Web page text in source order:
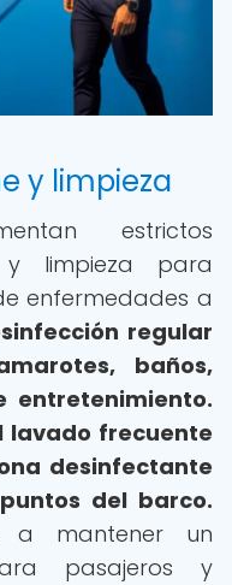
y limpieza
estrictos
limpieza para
enfermedades a
regular
baños,
entretenimiento.
lavado frecuente
desinfectante
del barco.
a mantener un
pasajeros y